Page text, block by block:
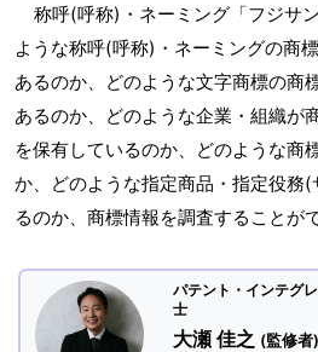
称呼(呼称)・ネーミング「フジサ
ような称呼(呼称)・ネーミングの商
あるのか、どのような文字商標の商
あるのか、どのような企業・組織が
を保有しているのか、どのような商
か、どのような指定商品・指定役務
るのか、商標情報を調査することが
パテント・インテグ
士
大瀬 佳之 (監修者)